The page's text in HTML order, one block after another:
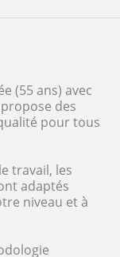
(55 ans) avec
des
pour tous
travail, les
adaptés
niveau et à